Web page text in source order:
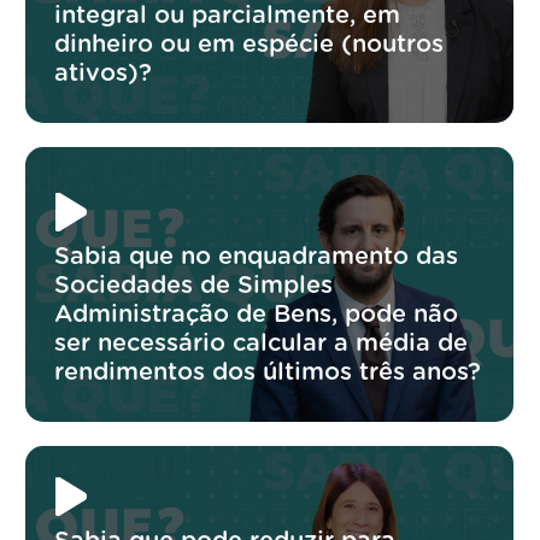
integral ou parcialmente, em
dinheiro ou em espécie (noutros
ativos)?
Sabia que no enquadramento das
Sociedades de Simples
Administração de Bens, pode não
ser necessário calcular a média de
rendimentos dos últimos três anos?